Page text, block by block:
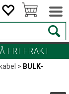
FRI FRAKT
> BULK-